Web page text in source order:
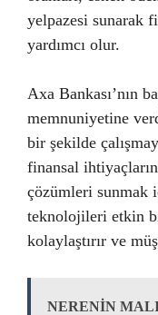
yelpazesi sunarak
yardımcı olur.
Axa Bankası’nın
memnuniyetine
bir şekilde
finansal
çözümleri sunmak
teknolojileri etkin
kolaylaştırır ve
NERENİN